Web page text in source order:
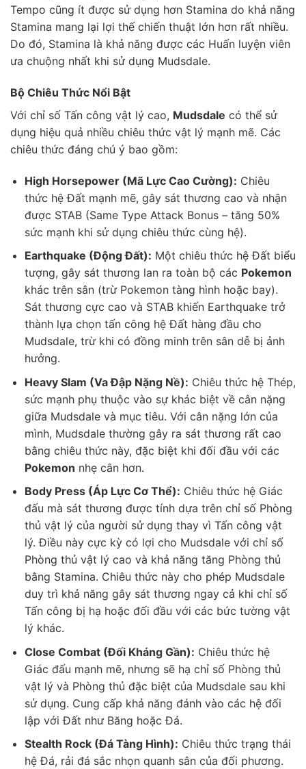
Tempo cũng ít được sử dụng hơn Stamina do khả năng
Stamina mang lại lợi thế chiến thuật lớn hơn rất nhiều.
Do đó, Stamina là khả năng được các Huấn luyện viên
ưa chuộng nhất khi sử dụng Mudsdale.
Bộ Chiêu Thức Nổi Bật
Với chỉ số Tấn công vật lý cao, Mudsdale có thể sử
dụng hiệu quả nhiều chiêu thức vật lý mạnh mẽ. Các
chiêu thức đáng chú ý bao gồm:
High Horsepower (Mã Lực Cao Cường): Chiêu
thức hệ Đất mạnh mẽ, gây sát thương cao và nhận
được STAB (Same Type Attack Bonus – tăng 50%
sức mạnh khi sử dụng chiêu thức cùng hệ).
Earthquake (Động Đất): Một chiêu thức hệ Đất biểu
tượng, gây sát thương lan ra toàn bộ các Pokemon
khác trên sân (trừ Pokemon tàng hình hoặc bay).
Sát thương cực cao và STAB khiến Earthquake trở
thành lựa chọn tấn công hệ Đất hàng đầu cho
Mudsdale, trừ khi có đồng minh trên sân dễ bị ảnh
hưởng.
Heavy Slam (Va Đập Nặng Nề): Chiêu thức hệ Thép,
sức mạnh phụ thuộc vào sự khác biệt về cân nặng
giữa Mudsdale và mục tiêu. Với cân nặng lớn của
mình, Mudsdale thường gây ra sát thương rất cao
bằng chiêu thức này, đặc biệt khi đối đầu với các
Pokemon nhẹ cân hơn.
Body Press (Áp Lực Cơ Thể): Chiêu thức hệ Giác
đấu mà sát thương được tính dựa trên chỉ số Phòng
thủ vật lý của người sử dụng thay vì Tấn công vật
lý. Điều này cực kỳ có lợi cho Mudsdale với chỉ số
Phòng thủ vật lý cao và khả năng tăng Phòng thủ
bằng Stamina. Chiêu thức này cho phép Mudsdale
duy trì khả năng gây sát thương ngay cả khi chỉ số
Tấn công bị hạ hoặc đối đầu với các bức tường vật
lý khác.
Close Combat (Đối Kháng Gần): Chiêu thức hệ
Giác đấu mạnh mẽ, nhưng sẽ hạ chỉ số Phòng thủ
vật lý và Phòng thủ đặc biệt của Mudsdale sau khi
sử dụng. Cung cấp khả năng đánh vào các hệ đối
lập với Đất như Băng hoặc Đá.
Stealth Rock (Đá Tàng Hình): Chiêu thức trạng thái
hệ Đá, rải đá sắc nhọn quanh sân của đối phương.